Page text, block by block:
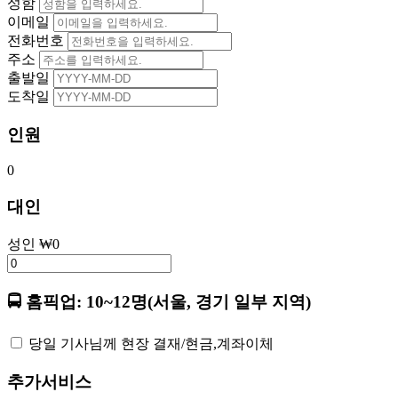
성함
이메일
전화번호
주소
출발일
도착일
인원
0
대인
성인 ₩0
🚍 홈픽업: 10~12명(서울, 경기 일부 지역)
당일 기사님께 현장 결재/현금,계좌이체
추가서비스